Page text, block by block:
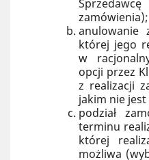
zamówienia);
anulowanie
której jego
w
opcji przez
z realizacji
jakim nie
podział
terminu
której
możliwa